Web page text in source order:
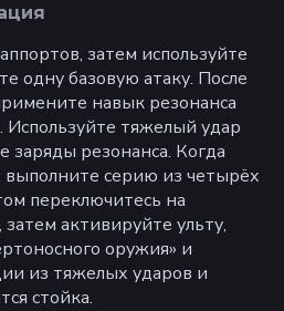
затем используйте
одну базовую атаку. После
навык резонанса
Используйте тяжелый удар
заряды резонанса. Когда
выполните серию из четырёх
переключитесь на
активируйте ульту,
оружия» и
из тяжелых ударов и
стойка.